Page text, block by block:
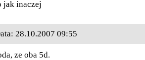
jak inaczej
28.10.2007 09:55
ze oba 5d.